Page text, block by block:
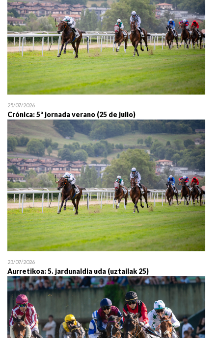
25/07/2026
Crónica: 5ª jornada verano (25 de julio)
23/07/2026
Aurretikoa: 5. jardunaldia uda (uztailak 25)